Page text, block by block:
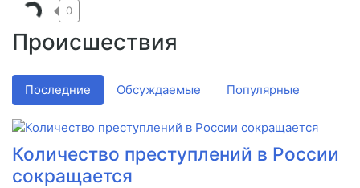
Происшествия
0
Последние Обсуждаемые Популярные
Количество преступлений в России
сокращается